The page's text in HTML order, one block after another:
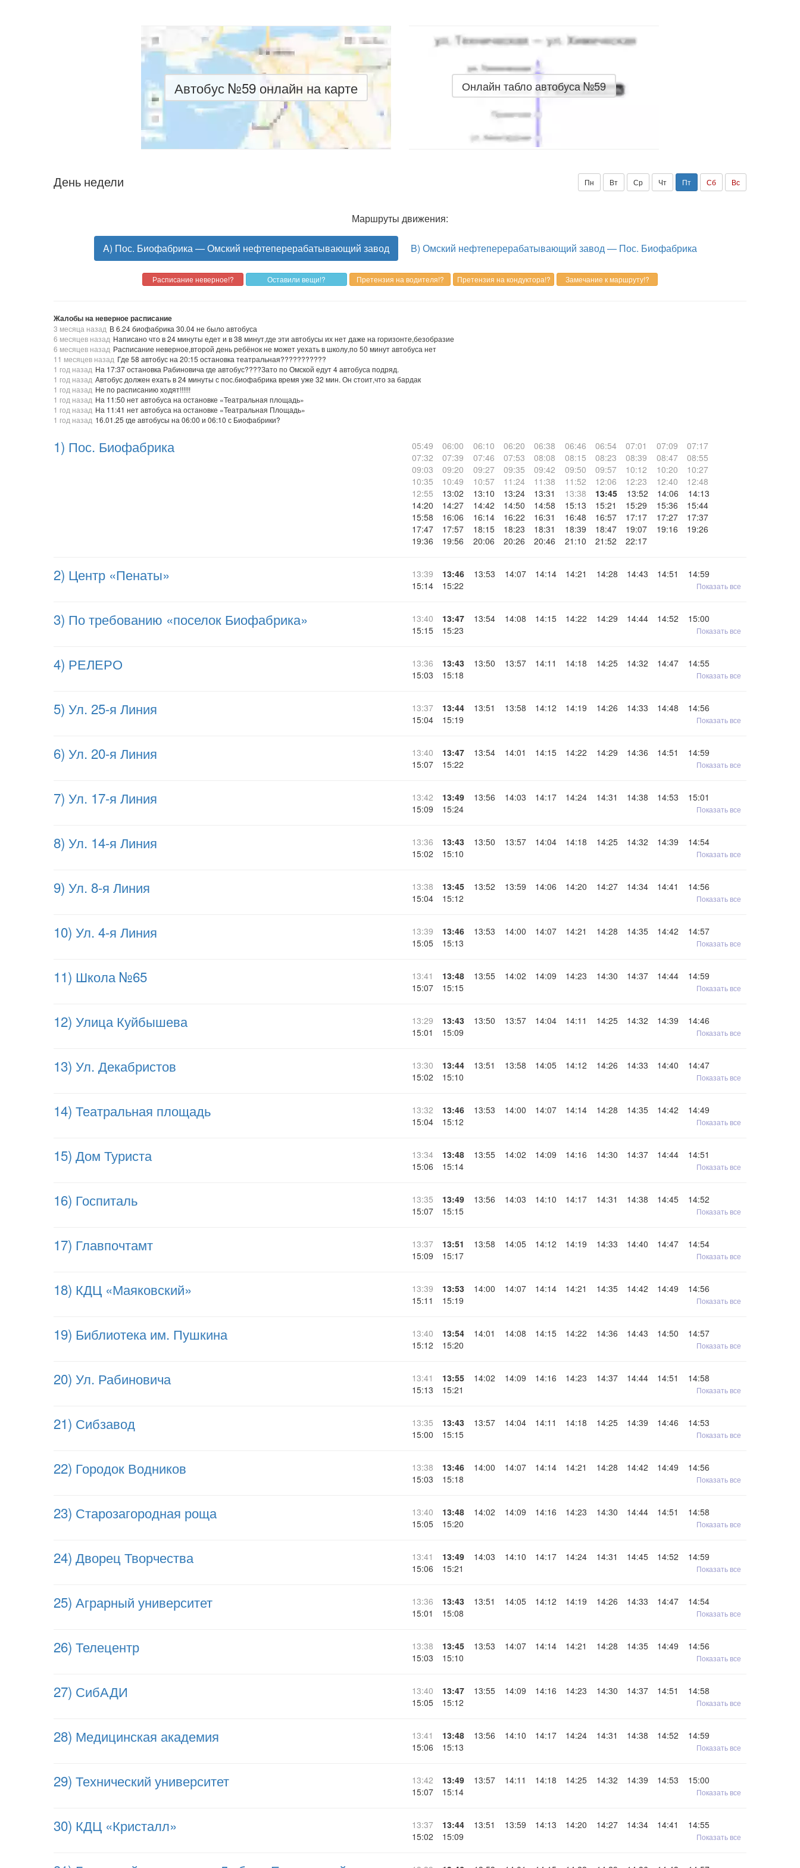
Автобус №59 онлайн на карте Онлайн табло автобуса №59
День недели Пн Вт Ср Чт Пт Сб Вс
Маршруты движения:
A) Пос. Биофабрика — Омский нефтеперерабатывающий завод B) Омский нефтеперерабатывающий завод — Пос. Биофабрика
Жалобы на неверное расписание
3 месяца назад В 6.24 биофабрика 30.04 не было автобуса
6 месяцев назад Написано что в 24 минуты едет и в 38 минут,где эти автобусы их нет даже на горизонте,безобразие
6 месяцев назад Расписание неверное,второй день ребёнок не может уехать в школу,по 50 минут автобуса нет
11 месяцев назад Где 58 автобус на 20:15 остановка театральная???????????
1 год назад На 17:37 остановка Рабиновича где автобус????Зато по Омской едут 4 автобуса подряд.
1 год назад Автобус должен ехать в 24 минуты с пос.биофабрика время уже 32 мин. Он стоит,что за бардак
1 год назад Не по расписанию ходят!!!!!!
1 год назад На 11:50 нет автобуса на остановке «Театральная площадь»
1 год назад На 11:41 нет автобуса на остановке «Театральная Площадь»
1 год назад 16.01.25 где автобусы на 06:00 и 06:10 с Биофабрики?
1) Пос. Биофабрика 05:49 06:00 06:10 06:20 06:38 06:46 06:54 07:01 07:09
07:17
07:32
07:39 07:46 07:53 08:08 08:15 08:23 08:39 08:47
08:55
09:03
09:20 09:27 09:35 09:42 09:50 09:57 10:12 10:20
10:27
10:35
10:49 10:57 11:24 11:38 11:52 12:06 12:23 12:40
12:48
12:55
13:02 13:10 13:24 13:31 13:38 13:45 13:52 14:06
14:13
14:20
14:27 14:42 14:50 14:58 15:13 15:21 15:29 15:36
15:44
15:58
16:06 16:14 16:22 16:31 16:48 16:57 17:17 17:27
17:37
17:47
17:57 18:15 18:23 18:31 18:39 18:47 19:07 19:16
19:26
19:36
19:56 20:06 20:26 20:46 21:10 21:52 22:17
2) Центр «Пенаты» 13:39 13:46 13:53 14:07 14:14 14:21 14:28 14:43 14:51
14:59
15:14
15:22 Показать все
3) По требованию «поселок Биофабрика» 13:40 13:47 13:54 14:08 14:15 14:22 14:29 14:44 14:52
15:00
15:15
15:23 Показать все
4) РЕЛЕРО 13:36 13:43 13:50 13:57 14:11 14:18 14:25 14:32 14:47
14:55
15:03
15:18 Показать все
5) Ул. 25-я Линия 13:37 13:44 13:51 13:58 14:12 14:19 14:26 14:33 14:48
14:56
15:04
15:19 Показать все
6) Ул. 20-я Линия 13:40 13:47 13:54 14:01 14:15 14:22 14:29 14:36 14:51
14:59
15:07
15:22 Показать все
7) Ул. 17-я Линия 13:42 13:49 13:56 14:03 14:17 14:24 14:31 14:38 14:53
15:01
15:09
15:24 Показать все
8) Ул. 14-я Линия 13:36 13:43 13:50 13:57 14:04 14:18 14:25 14:32 14:39
14:54
15:02
15:10 Показать все
9) Ул. 8-я Линия 13:38 13:45 13:52 13:59 14:06 14:20 14:27 14:34 14:41
14:56
15:04
15:12 Показать все
10) Ул. 4-я Линия 13:39 13:46 13:53 14:00 14:07 14:21 14:28 14:35 14:42
14:57
15:05
15:13 Показать все
11) Школа №65 13:41 13:48 13:55 14:02 14:09 14:23 14:30 14:37 14:44
14:59
15:07
15:15 Показать все
12) Улица Куйбышева 13:29 13:43 13:50 13:57 14:04 14:11 14:25 14:32 14:39
14:46
15:01
15:09 Показать все
13) Ул. Декабристов 13:30 13:44 13:51 13:58 14:05 14:12 14:26 14:33 14:40
14:47
15:02
15:10 Показать все
14) Театральная площадь 13:32 13:46 13:53 14:00 14:07 14:14 14:28 14:35 14:42
14:49
15:04
15:12 Показать все
15) Дом Туриста 13:34 13:48 13:55 14:02 14:09 14:16 14:30 14:37 14:44
14:51
15:06
15:14 Показать все
16) Госпиталь 13:35 13:49 13:56 14:03 14:10 14:17 14:31 14:38 14:45
14:52
15:07
15:15 Показать все
17) Главпочтамт 13:37 13:51 13:58 14:05 14:12 14:19 14:33 14:40 14:47
14:54
15:09
15:17 Показать все
18) КДЦ «Маяковский» 13:39 13:53 14:00 14:07 14:14 14:21 14:35 14:42 14:49
14:56
15:11
15:19 Показать все
19) Библиотека им. Пушкина 13:40 13:54 14:01 14:08 14:15 14:22 14:36 14:43 14:50
14:57
15:12
15:20 Показать все
20) Ул. Рабиновича 13:41 13:55 14:02 14:09 14:16 14:23 14:37 14:44 14:51
14:58
15:13
15:21 Показать все
21) Сибзавод 13:35 13:43 13:57 14:04 14:11 14:18 14:25 14:39 14:46
14:53
15:00
15:15 Показать все
22) Городок Водников 13:38 13:46 14:00 14:07 14:14 14:21 14:28 14:42 14:49
14:56
15:03
15:18 Показать все
23) Старозагородная роща 13:40 13:48 14:02 14:09 14:16 14:23 14:30 14:44 14:51
14:58
15:05
15:20 Показать все
24) Дворец Творчества 13:41 13:49 14:03 14:10 14:17 14:24 14:31 14:45 14:52
14:59
15:06
15:21 Показать все
25) Аграрный университет 13:36 13:43 13:51 14:05 14:12 14:19 14:26 14:33 14:47
14:54
15:01
15:08 Показать все
26) Телецентр 13:38 13:45 13:53 14:07 14:14 14:21 14:28 14:35 14:49
14:56
15:03
15:10 Показать все
27) СибАДИ 13:40 13:47 13:55 14:09 14:16 14:23 14:30 14:37 14:51
14:58
15:05
15:12 Показать все
28) Медицинская академия 13:41 13:48 13:56 14:10 14:17 14:24 14:31 14:38 14:52
14:59
15:06
15:13 Показать все
29) Технический университет 13:42 13:49 13:57 14:11 14:18 14:25 14:32 14:39 14:53
15:00
15:07
15:14 Показать все
30) КДЦ «Кристалл» 13:37 13:44 13:51 13:59 14:13 14:20 14:27 14:34 14:41
14:55
15:02
15:09 Показать все